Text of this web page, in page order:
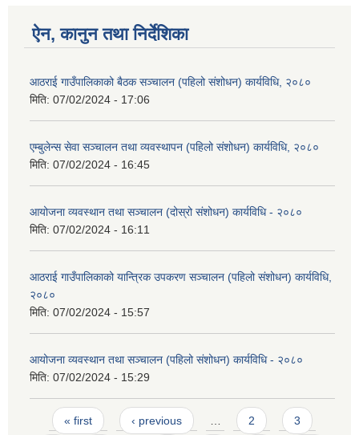
ऐन, कानुन तथा निर्देशिका
आठराई गाउँपालिकाको बैठक सञ्चालन (पहिलो संशोधन) कार्यविधि, २०८०
मिति: 07/02/2024 - 17:06
एम्बुलेन्स सेवा सञ्चालन तथा व्यवस्थापन (पहिलो संशोधन) कार्यविधि, २०८०
मिति: 07/02/2024 - 16:45
आयोजना व्यवस्थान तथा सञ्चालन (दोस्रो संशोधन) कार्यविधि - २०८०
मिति: 07/02/2024 - 16:11
आठराई गाउँपालिकाको यान्त्रिक उपकरण सञ्चालन (पहिलो संशोधन) कार्यविधि,
२०८०
मिति: 07/02/2024 - 15:57
आयोजना व्यवस्थान तथा सञ्चालन (पहिलो संशोधन) कार्यविधि - २०८०
मिति: 07/02/2024 - 15:29
Pages
« first ‹ previous … 2 3